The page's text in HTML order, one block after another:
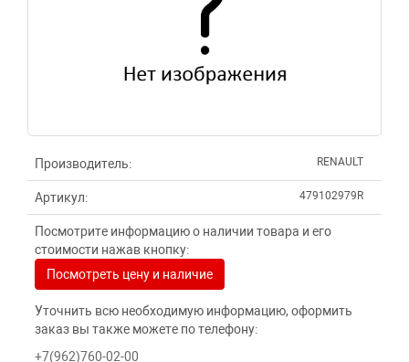
Производитель: RENAULT
Артикул: 479102979R
Посмотрите информацию о наличии товара и его
стоимости нажав кнопку:
Посмотреть цену и наличие
Уточнить всю необходимую информацию, оформить
заказ вы также можете по телефону:
+7(962)760-02-00